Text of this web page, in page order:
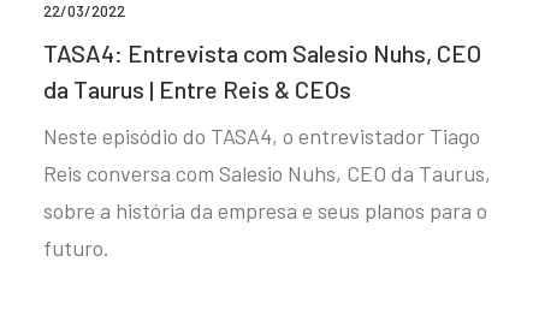
22/03/2022
TASA4: Entrevista com Salesio Nuhs, CEO
da Taurus | Entre Reis & CEOs
Neste episódio do TASA4, o entrevistador Tiago
Reis conversa com Salesio Nuhs, CEO da Taurus,
sobre a história da empresa e seus planos para o
futuro.